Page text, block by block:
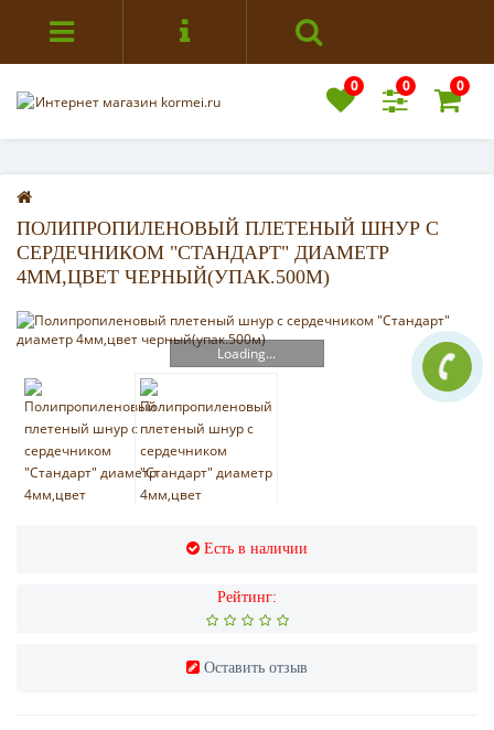
0 0 0
ПОЛИПРОПИЛЕНОВЫЙ ПЛЕТЕНЫЙ ШНУР С
СЕРДЕЧНИКОМ "СТАНДАРТ" ДИАМЕТР
4ММ,ЦВЕТ ЧЕРНЫЙ(УПАК.500М)
Loading...
Есть в наличии
Рейтинг:
Оставить отзыв